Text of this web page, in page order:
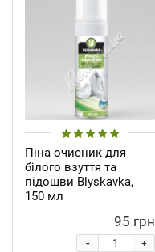
Піна-очисник для
білого взуття та
підошви Blyskavka,
150 мл
95 грн
+
-